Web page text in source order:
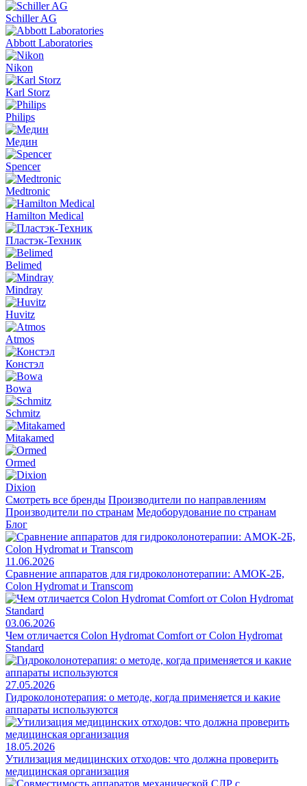
Schiller AG
Abbott Laboratories
Nikon
Karl Storz
Philips
Медин
Spencer
Medtronic
Hamilton Medical
Пластэк-Техник
Belimed
Mindray
Huvitz
Atmos
Констэл
Bowa
Schmitz
Mitakamed
Ormed
Dixion
Смотреть все бренды Производители по направлениям
Производители по странам Медоборудование по странам
Блог
11.06.2026
Сравнение аппаратов для гидроколонотерапии: АМОК-2Б,
Colon Hydromat и Transcom
03.06.2026
Чем отличается Colon Hydromat Comfort от Colon Hydromat
Standard
27.05.2026
Гидроколонотерапия: о методе, когда применяется и какие
аппараты используются
18.05.2026
Утилизация медицинских отходов: что должна проверить
медицинская организация